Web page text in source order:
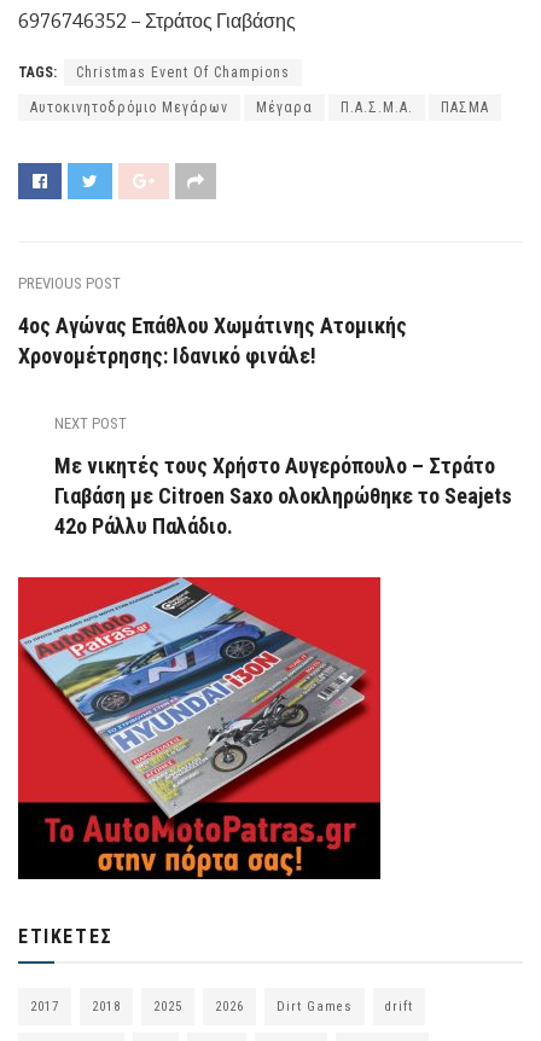
6976746352 – Στράτος Γιαβάσης
TAGS: Christmas Event Of Champions
Αυτοκινητοδρόμιο Μεγάρων Μέγαρα Π.Α.Σ.Μ.Α. ΠΑΣΜΑ
PREVIOUS POST
4ος Αγώνας Επάθλου Χωμάτινης Ατομικής
Χρονομέτρησης: Ιδανικό φινάλε!
NEXT POST
Με νικητές τους Χρήστο Αυγερόπουλο – Στράτο
Γιαβάση με Citroen Saxo ολοκληρώθηκε το Seajets
42ο Ράλλυ Παλάδιο.
ΕΤΙΚΈΤΕΣ
2017 2018 2025 2026 Dirt Games drift